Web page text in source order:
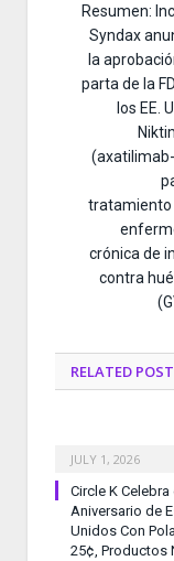
Resumen:
Syndax
la
parta de la
los EE.
tratamiento
crónica de
contra
RELATED
JULY 1, 2026
Circle K Celebra
Aniversario de
Unidos Con
25¢, Productos